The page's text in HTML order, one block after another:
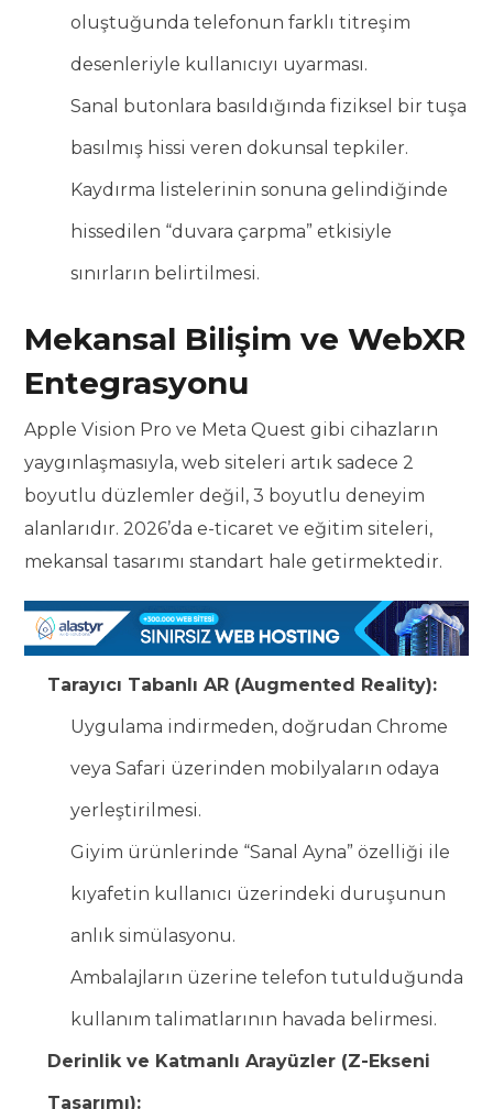
oluştuğunda telefonun farklı titreşim
desenleriyle kullanıcıyı uyarması.
Sanal butonlara basıldığında fiziksel bir tuşa
basılmış hissi veren dokunsal tepkiler.
Kaydırma listelerinin sonuna gelindiğinde
hissedilen “duvara çarpma” etkisiyle
sınırların belirtilmesi.
Mekansal Bilişim ve WebXR
Entegrasyonu
Apple Vision Pro ve Meta Quest gibi cihazların
yaygınlaşmasıyla, web siteleri artık sadece 2
boyutlu düzlemler değil, 3 boyutlu deneyim
alanlarıdır. 2026’da e-ticaret ve eğitim siteleri,
mekansal tasarımı standart hale getirmektedir.
Tarayıcı Tabanlı AR (Augmented Reality):
Uygulama indirmeden, doğrudan Chrome
veya Safari üzerinden mobilyaların odaya
yerleştirilmesi.
Giyim ürünlerinde “Sanal Ayna” özelliği ile
kıyafetin kullanıcı üzerindeki duruşunun
anlık simülasyonu.
Ambalajların üzerine telefon tutulduğunda
kullanım talimatlarının havada belirmesi.
Derinlik ve Katmanlı Arayüzler (Z-Ekseni
Tasarımı):